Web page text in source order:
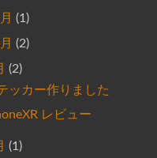
(1)
(2)
(2)
ッカー作りました
レビュー
(1)